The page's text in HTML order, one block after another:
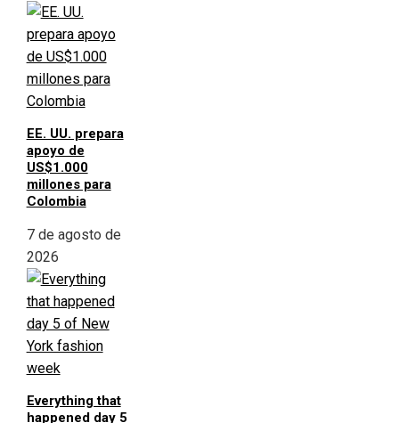
EE. UU. prepara
apoyo de
US$1.000
millones para
Colombia
7 de agosto de
2026
Everything that
happened day 5